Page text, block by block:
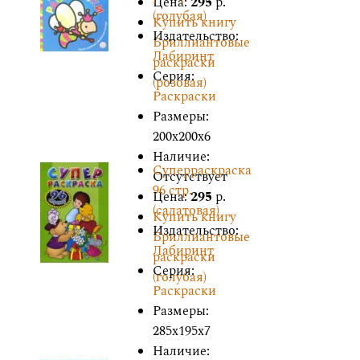
Купить книгу
Бриллиантовые
раскраски
(розовая)
(голубая)
Издательство:
Лабиринт
Серия:
Раскраски
Размеры:
200x200x6
Наличие:
Отсутствует
Цена:295 р.
Купить книгу
Бриллиантовые
раскраски
(голубая)
Суперраскраска
96 стр.
(салатовая)
Издательство:
Лабиринт
Серия:
Раскраски
Размеры:
285x195x7
Наличие: